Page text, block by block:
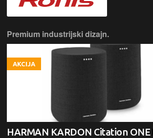
Premium industrijski dizajn.
AKCIJA
HARMAN KARDON Citation ONE